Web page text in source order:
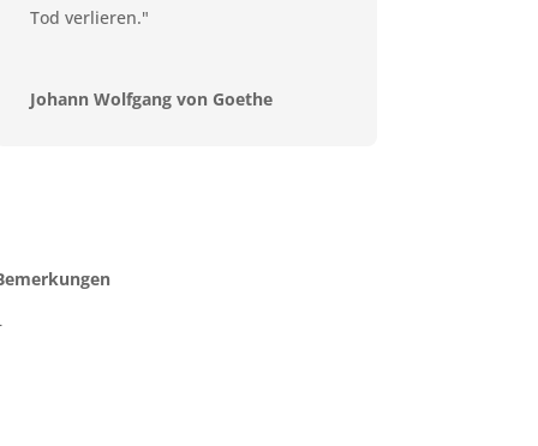
Tod verlieren."
Johann Wolfgang von Goethe